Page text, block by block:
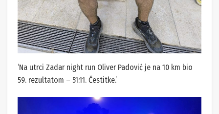
‘Na utrci Zadar night run Oliver Padović je na 10 km bio
59. rezultatom – 51:11. Čestitke.’